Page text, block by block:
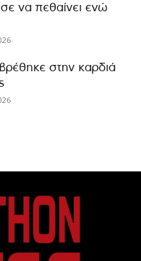
να πεθαίνει ενώ
στην καρδιά